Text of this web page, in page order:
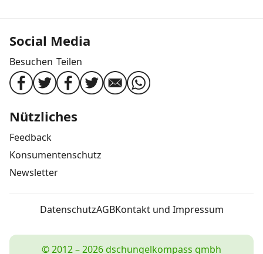
Social Media
Besuchen Teilen
Nützliches
Feedback
Konsumentenschutz
Newsletter
DatenschutzAGBKontakt und Impressum
© 2012 – 2026 dschungelkompass gmbh